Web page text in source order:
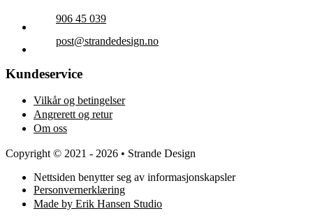
906 45 039
post@strandedesign.no
Kundeservice
Vilkår og betingelser
Angrerett og retur
Om oss
Copyright © 2021 - 2026 • Strande Design
Nettsiden benytter seg av informasjonskapsler
Personvernerklæring
Made by Erik Hansen Studio